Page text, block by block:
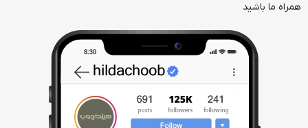
همراه ما باشید